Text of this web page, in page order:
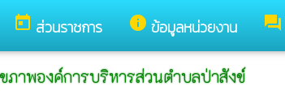
today ส่วนราชการ info ข้อมูลหน่วยงาน forum
าพองค์การบริหารส่วนตำบลป่าสังข์